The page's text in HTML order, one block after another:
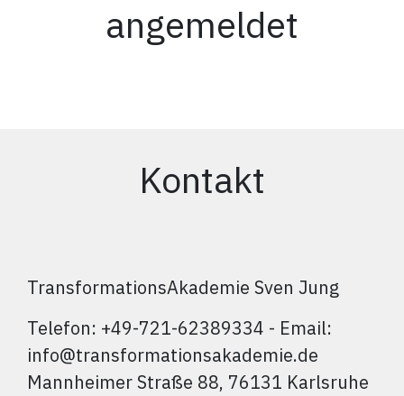
angemeldet
Kontakt
TransformationsAkademie Sven Jung
Telefon: +49-721-62389334 - Email:
info@transformationsakademie.de
Mannheimer Straße 88, 76131 Karlsruhe